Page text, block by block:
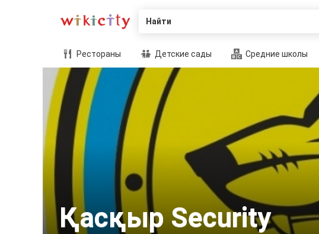
Найти
Рестораны Детские сады Средние школы
Қасқыр Security